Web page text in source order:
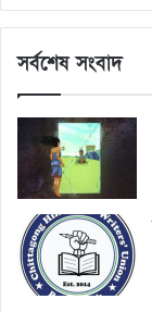
সর্বশেষ সংবাদ